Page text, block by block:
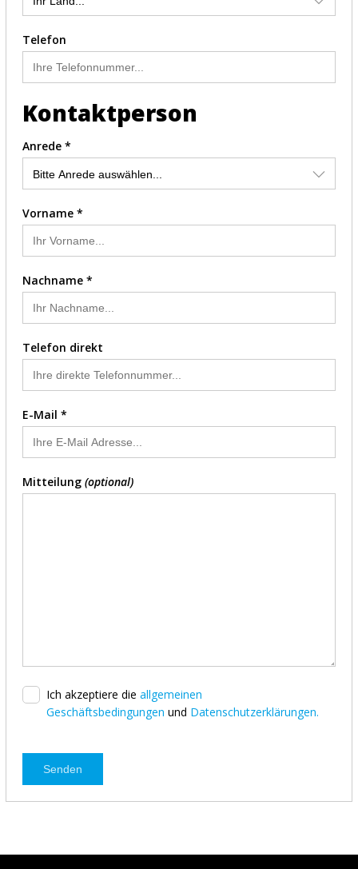
Telefon
Kontaktperson
Anrede *
Vorname *
Nachname *
Telefon direkt
E-Mail *
Mitteilung (optional)
Ich akzeptiere die allgemeinen
Geschäftsbedingungen und Datenschutzerklärungen.
Senden